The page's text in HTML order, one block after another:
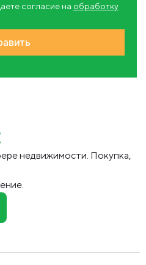
согласие на обработку
недвижимости. Покупка,